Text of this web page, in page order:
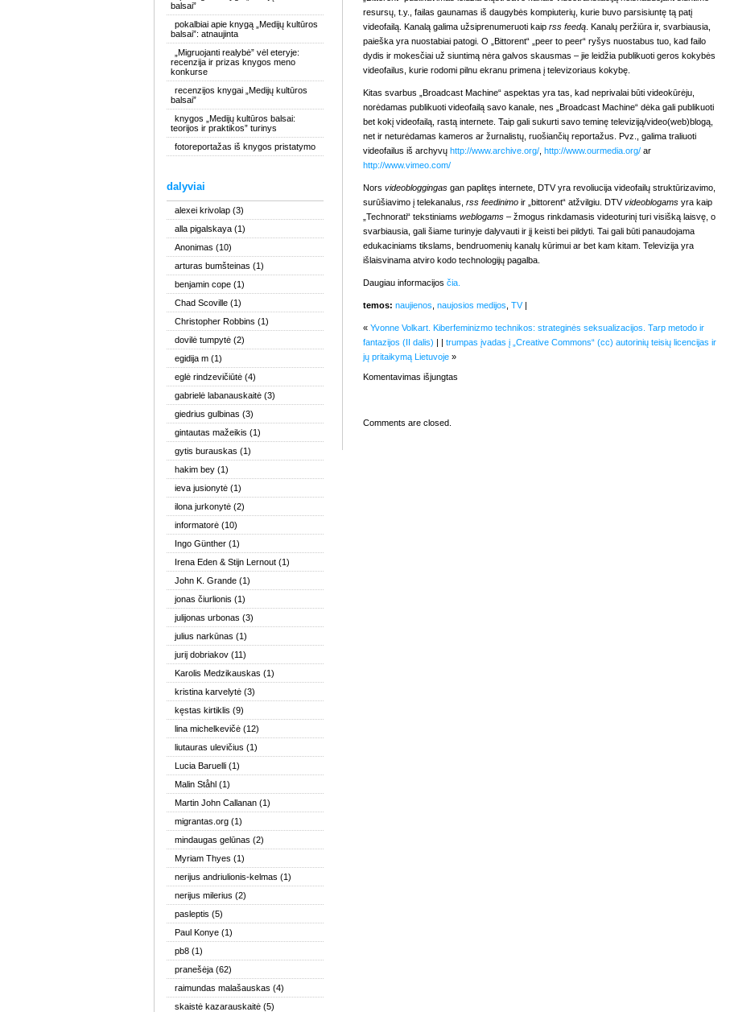
balsai”
pokalbiai apie knygą „Medijų kultūros
balsai”: atnaujinta
„Migruojanti realybė” vėl eteryje:
recenzija ir prizas knygos meno
konkurse
recenzijos knygai „Medijų kultūros
balsai”
knygos „Medijų kultūros balsai:
teorijos ir praktikos” turinys
fotoreportažas iš knygos pristatymo
dalyviai
alexei krivolap (3)
alla pigalskaya (1)
Anonimas (10)
arturas bumšteinas (1)
benjamin cope (1)
Chad Scoville (1)
Christopher Robbins (1)
dovilė tumpytė (2)
egidija m (1)
eglė rindzevičiūtė (4)
gabrielė labanauskaitė (3)
giedrius gulbinas (3)
gintautas mažeikis (1)
gytis burauskas (1)
hakim bey (1)
ieva jusionytė (1)
ilona jurkonytė (2)
informatorė (10)
Ingo Günther (1)
Irena Eden & Stijn Lernout (1)
John K. Grande (1)
jonas čiurlionis (1)
julijonas urbonas (3)
julius narkūnas (1)
jurij dobriakov (11)
Karolis Medzikauskas (1)
kristina karvelytė (3)
kęstas kirtiklis (9)
lina michelkevičė (12)
liutauras ulevičius (1)
Lucia Baruelli (1)
Malin Ståhl (1)
Martin John Callanan (1)
migrantas.org (1)
mindaugas gelūnas (2)
Myriam Thyes (1)
nerijus andriulionis-kelmas (1)
nerijus milerius (2)
pasleptis (5)
Paul Konye (1)
pb8 (1)
pranešėja (62)
raimundas malašauskas (4)
skaistė kazarauskaitė (5)
resursų, t.y., failas gaunamas iš daugybės kompiuterių, kurie buvo parsisiuntę tą patį
videofailą. Kanalą galima užsiprenumeruoti kaip rss feedą . Kanalų peržiūra ir, svarbiausia,
paieška yra nuostabiai patogi. O „Bittorent“ „peer to peer“ ryšys nuostabus tuo, kad failo
dydis ir mokesčiai už siuntimą nėra galvos skausmas – jie leidžia publikuoti geros kokybės
videofailus, kurie rodomi pilnu ekranu primena į televizoriaus kokybę.
Kitas svarbus „Broadcast Machine“ aspektas yra tas, kad neprivalai būti videokūrėju,
norėdamas publikuoti videofailą savo kanale, nes „Broadcast Machine“ dėka gali publikuoti
bet kokį videofailą, rastą internete. Taip gali sukurti savo teminę televiziją/video(web)blogą,
net ir neturėdamas kameros ar žurnalistų, ruošiančių reportažus. Pvz., galima traliuoti
videofailus iš archyvų http://www.archive.org/ http://www.ourmedia.org/ ar
http://www.vimeo.com/
Nors videobloggingas gan paplitęs internete, DTV yra revoliucija videofailų struktūrizavimo,
surūšiavimo į telekanalus, rss feedinimo ir „bittorent“ atžvilgiu. DTVvideoblogams yra kaip
„Technorati“ tekstiniams weblogams – žmogus rinkdamasis videoturinį turi visišką laisvę, o
svarbiausia, gali šiame turinyje dalyvauti ir jį keisti bei pildyti. Tai gali būti panaudojama
edukaciniams tikslams, bendruomenių kanalų kūrimui ar bet kam kitam. Televizija yra
išlaisvinama atviro kodo technologijų pagalba.
Daugiau informacijos čia.
temos: naujienos naujosios medijos TV|
« Yvonne Volkart. Kiberfeminizmo technikos: strateginės seksualizacijos. Tarp metodo ir
fantazijos (II dalis) | | trumpas įvadas į „Creative Commons“ (cc) autorinių teisių licencijas ir
jų pritaikymą Lietuvoje »
Komentavimas išjungtas
Comments are closed.